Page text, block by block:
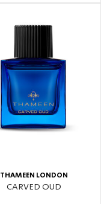
THAMEEN LONDON
CARVED OUD